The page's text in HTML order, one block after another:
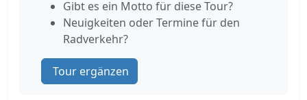
Gibt es ein Motto für diese Tour?
Neuigkeiten oder Termine für den
Radverkehr?
Tour ergänzen